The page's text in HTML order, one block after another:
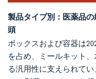
製品タイプ別：医薬品
頭
ボックスおよび容器は
を占め、ミールキット
る汎用性に支えられて